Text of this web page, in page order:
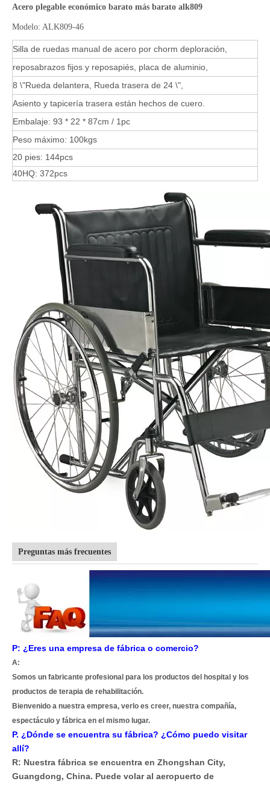
Acero plegable económico barato más barato alk809
Modelo: ALK809-46
Silla de ruedas manual de acero por chorm deploración,
reposabrazos fijos y reposapiés, placa de aluminio,
8 \"Rueda delantera, Rueda trasera de 24 \",
Asiento y tapicería trasera están hechos de cuero.
Embalaje: 93 * 22 * ​​87cm / 1pc
Peso máximo: 100kgs
20 pies: 144pcs
40HQ: 372pcs
Preguntas más frecuentes
P: ¿Eres una empresa de fábrica o comercio?
A:
Somos un fabricante profesional para los productos del hospital y los
productos de terapia de rehabilitación.
Bienvenido a nuestra empresa, verlo es creer, nuestra compañía,
espectáculo y fábrica en el mismo lugar.
P. ¿Dónde se encuentra su fábrica? ¿Cómo puedo visitar
allí?
R: Nuestra fábrica se encuentra en Zhongshan City,
Guangdong, China. Puede volar al aeropuerto de